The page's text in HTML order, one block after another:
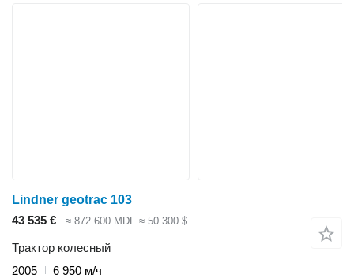
Lindner geotrac 103
43 535 €
≈ 872 600 MDL ≈ 50 300 $
Трактор колесный
2005
6 950 м/ч